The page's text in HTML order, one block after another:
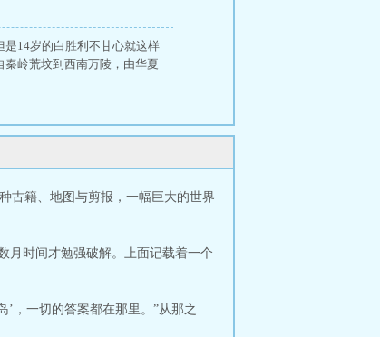
是14岁的白胜利不甘心就这样
岭荒坟到西南万陵，由华夏
古籍、地图与剪报，一幅巨大的世界
月时间才勉强破解。上面记载着一个
，一切的答案都在那里。”从那之